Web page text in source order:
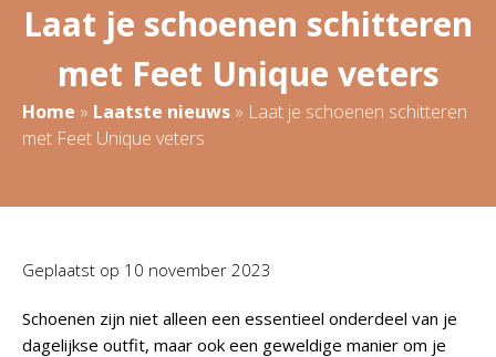
Laat je schoenen schitteren
met Feet Unique veters
Home » Laatste nieuws » Laat je schoenen schitteren
met Feet Unique veters
Geplaatst op 10 november 2023
Schoenen zijn niet alleen een essentieel onderdeel van je
dagelijkse outfit, maar ook een geweldige manier om je